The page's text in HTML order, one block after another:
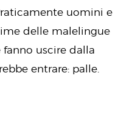
uomini e
delle malelingue
uscire dalla
entrare: palle.